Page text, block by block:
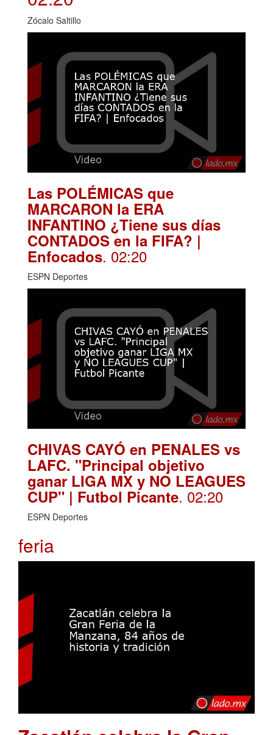
Zócalo Saltillo
Las POLÉMICAS que
MARCARON la ERA
INFANTINO ¿Tiene sus días
CONTADOS en la FIFA? |
Enfocados. 02:20
ESPN Deportes
CHIVAS CAYÓ en PENALES vs
LAFC. "Principal objetivo
ganar LIGA MX y NO LEAGUES
CUP" | Futbol Picante. 02:20
ESPN Deportes
feria